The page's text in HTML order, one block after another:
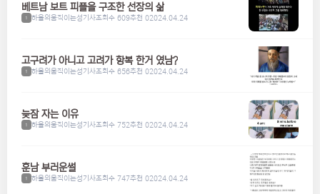
베트남 보트 피플을 구조한 선장의 삶
1 하울의움직이는성기사조회수 609추천 02024.04.24
고구려가 아니고 고려가 항복 한거 였남?
1 하울의움직이는성기사조회수 656추천 02024.04.24
늦잠 자는 이유
1 하울의움직이는성기사조회수 752추천 02024.04.24
훈남 부러운썰
1 하울의움직이는성기사조회수 747추천 02024.04.24